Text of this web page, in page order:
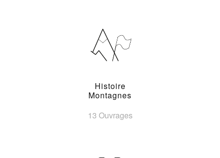
Histoire
Montagnes
13 Ouvrages